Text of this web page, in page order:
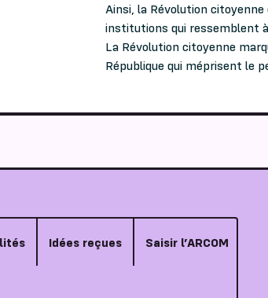
Ainsi, la Révolution
institutions qui ressemblent
La Révolution citoyenne
République qui méprisent le
Idées reçues Saisir l’ARCOM